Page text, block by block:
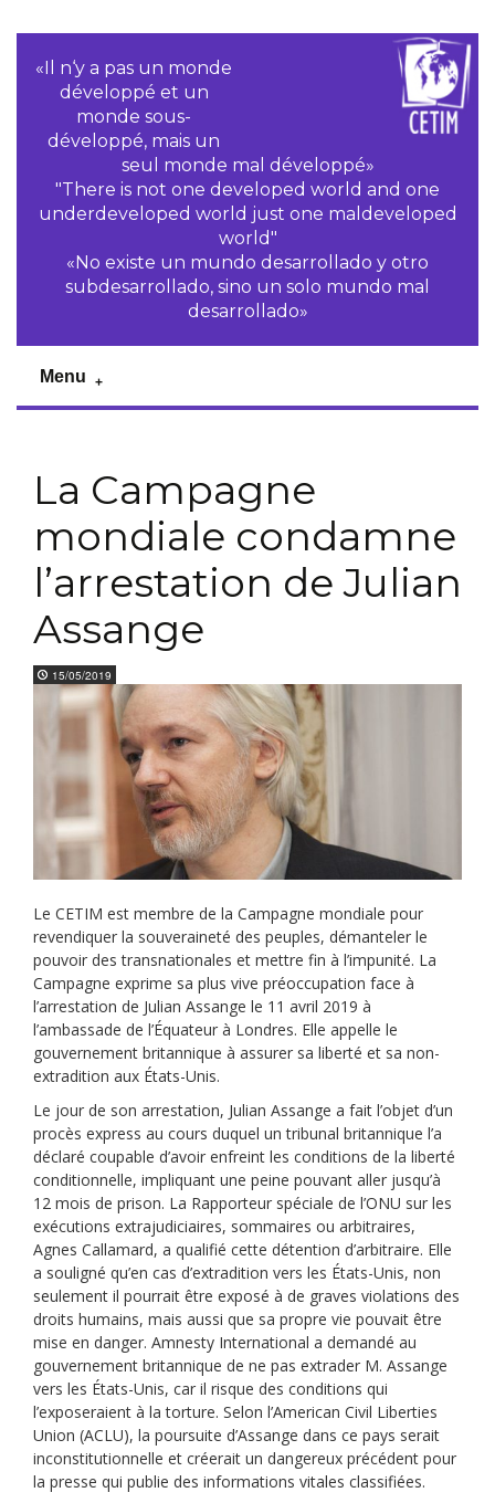
«Il n‘y a pas un monde
développé et un
monde sous-
développé, mais un
seul monde mal développé»
"There is not one developed world and one
underdeveloped world just one maldeveloped
world"
«No existe un mundo desarrollado y otro
subdesarrollado, sino un solo mundo mal
desarrollado»
Menu
La Campagne
mondiale condamne
l’arrestation de Julian
Assange
15/05/2019
Le CETIM est membre de la Campagne mondiale pour
revendiquer la souveraineté des peuples, démanteler le
pouvoir des transnationales et mettre fin à l’impunité. La
Campagne exprime sa plus vive préoccupation face à
l’arrestation de Julian Assange le 11 avril 2019 à
l’ambassade de l’Équateur à Londres. Elle appelle le
gouvernement britannique à assurer sa liberté et sa non-
extradition aux États-Unis.
Le jour de son arrestation, Julian Assange a fait l’objet d’un
procès express au cours duquel un tribunal britannique l’a
déclaré coupable d’avoir enfreint les conditions de la liberté
conditionnelle, impliquant une peine pouvant aller jusqu’à
12 mois de prison. La Rapporteur spéciale de l’ONU sur les
exécutions extrajudiciaires, sommaires ou arbitraires,
Agnes Callamard, a qualifié cette détention d’arbitraire. Elle
a souligné qu’en cas d’extradition vers les États-Unis, non
seulement il pourrait être exposé à de graves violations des
droits humains, mais aussi que sa propre vie pouvait être
mise en danger. Amnesty International a demandé au
gouvernement britannique de ne pas extrader M. Assange
vers les États-Unis, car il risque des conditions qui
l’exposeraient à la torture. Selon l’American Civil Liberties
Union (ACLU), la poursuite d’Assange dans ce pays serait
inconstitutionnelle et créerait un dangereux précédent pour
la presse qui publie des informations vitales classifiées.